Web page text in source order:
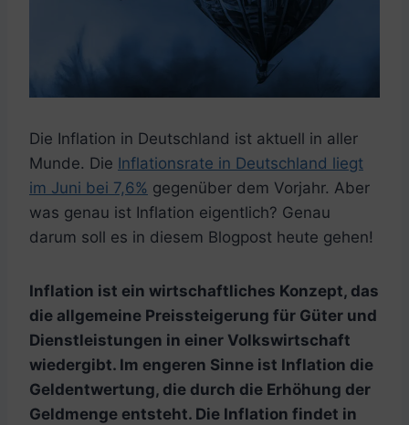
Die Inflation in Deutschland ist aktuell in aller
Munde. Die Inflationsrate in Deutschland liegt
im Juni bei 7,6% gegenüber dem Vorjahr. Aber
was genau ist Inflation eigentlich? Genau
darum soll es in diesem Blogpost heute gehen!
Inflation ist ein wirtschaftliches Konzept, das
die allgemeine Preissteigerung für Güter und
Dienstleistungen in einer Volkswirtschaft
wiedergibt. Im engeren Sinne ist Inflation die
Geldentwertung, die durch die Erhöhung der
Geldmenge entsteht. Die Inflation findet in